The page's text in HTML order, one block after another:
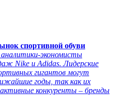
спортивной обуви
экономисты
Nike и Adidas. Лидерские
гигантов могут
годы, так как их
конкуренты – бренды